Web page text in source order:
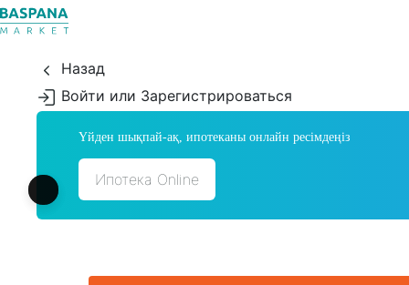
Назад
Войти или Зарегистрироваться
Үйден шықпай-ақ, ипотеканы онлайн ресімдеңіз
Ипотека Online